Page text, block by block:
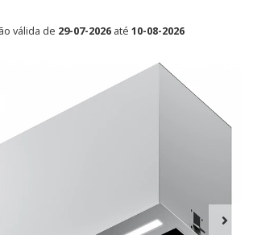
válida de 29-07-2026até 10-08-2026